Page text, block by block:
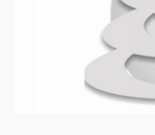
Imprensa
Contato